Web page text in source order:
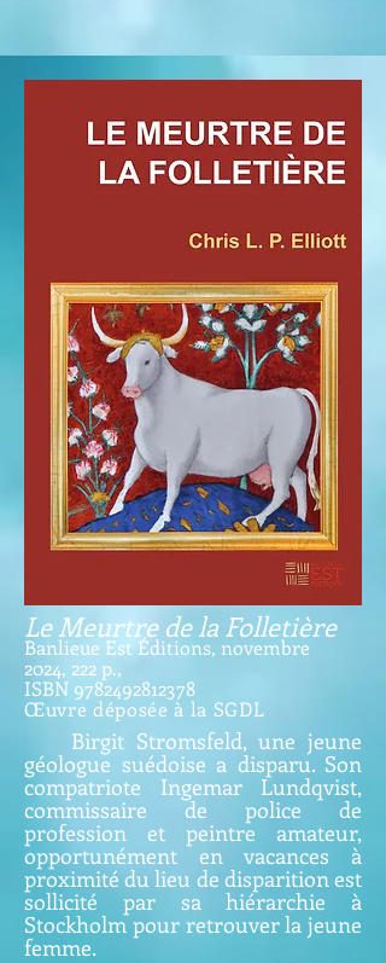
Le Meurtre de la Folletière
Banlieue Est Éditions, novembre
2024, 222 p.,
ISBN 9782492812378
Œuvre déposée à la SGDL
Birgit Stromsfeld, une jeune
géologue suédoise a disparu. Son
compatriote Ingemar Lundqvist,
commissaire de police de
profession et peintre amateur,
opportunément en vacances à
proximité du lieu de disparition est
sollicité par sa hiérarchie à
Stockholm pour retrouver la jeune
femme.